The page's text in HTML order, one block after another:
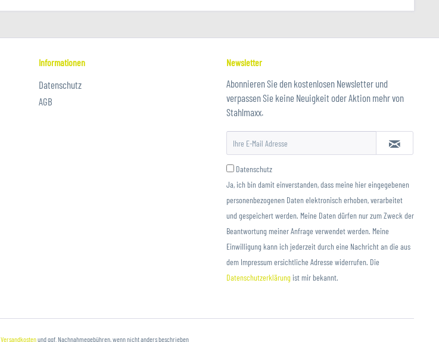
Informationen
Datenschutz
AGB
Newsletter
Abonnieren Sie den kostenlosen Newsletter und
verpassen Sie keine Neuigkeit oder Aktion mehr von
Stahlmaxx.
Datenschutz
Ja, ich bin damit einverstanden, dass meine hier eingegebenen
personenbezogenen Daten elektronisch erhoben, verarbeitet
und gespeichert werden. Meine Daten dürfen nur zum Zweck der
Beantwortung meiner Anfrage verwendet werden. Meine
Einwilligung kann ich jederzeit durch eine Nachricht an die aus
dem Impressum ersichtliche Adresse widerrufen. Die
Datenschutzerklärung ist mir bekannt.
Versandkostenund ggf. Nachnahmegebühren, wenn nicht anders beschrieben